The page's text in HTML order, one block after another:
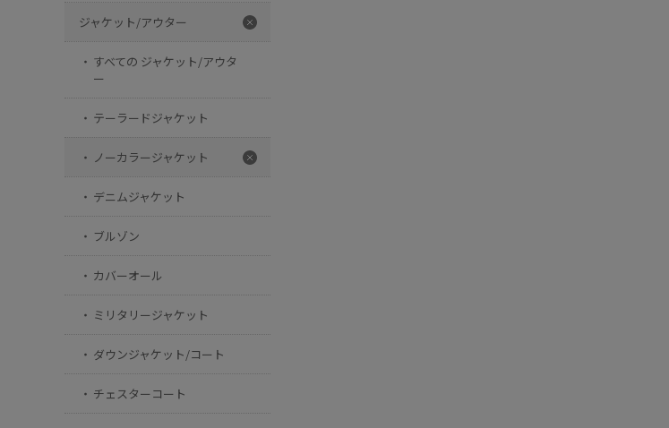
ジャケット/アウター
すべての ジャケット/アウタ
ー
テーラードジャケット
ノーカラージャケット
デニムジャケット
ブルゾン
カバーオール
ミリタリージャケット
ダウンジャケット/コート
チェスターコート